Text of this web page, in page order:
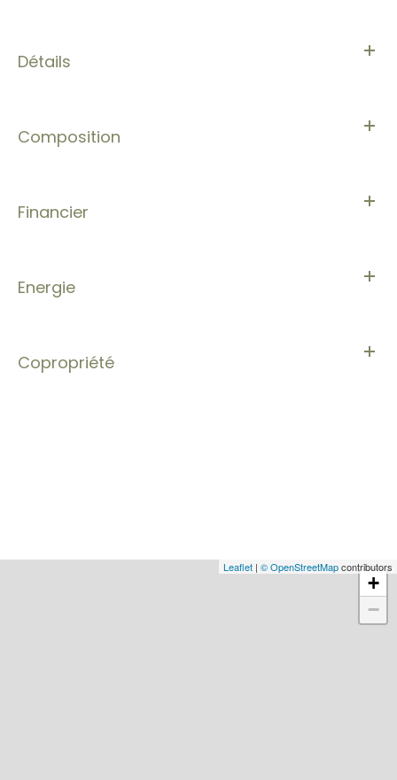
Détails
Composition
Financier
Energie
Copropriété
+
−
Leaflet | © OpenStreetMapcontributors